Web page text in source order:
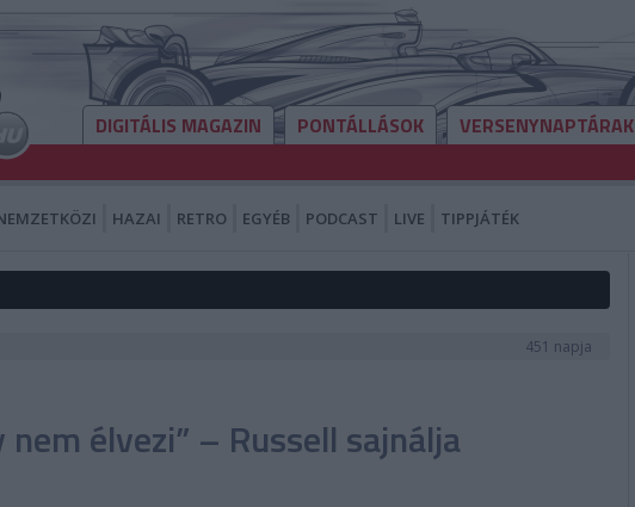
DIGITÁLIS MAGAZIN PONTÁLLÁSOK VERSENYNAPTÁRAK
HAZAI RETRO EGYÉB PODCAST LIVE TIPPJÁTÉK
451 napja
élvezi” – Russell sajnálja